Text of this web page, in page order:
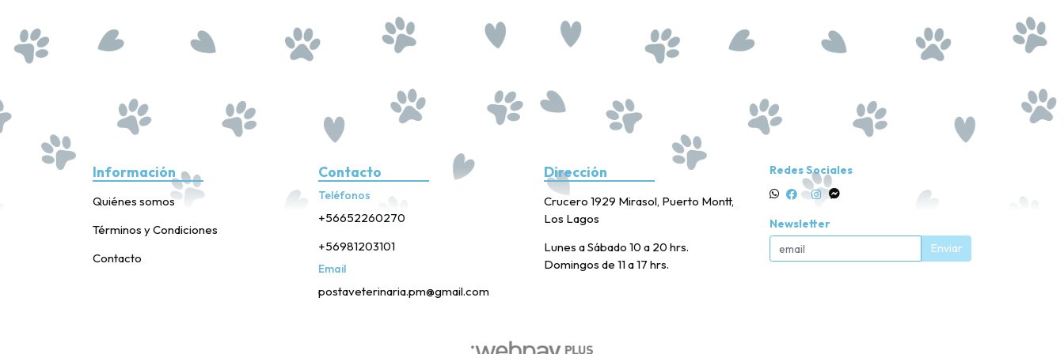
Información
Quiénes somos
Términos y Condiciones
Contacto
Contacto
Teléfonos
+56652260270
+56981203101
Email
postaveterinaria.pm@gmail.com
Dirección
Crucero 1929 Mirasol, Puerto Montt,
Los Lagos
Lunes a Sábado 10 a 20 hrs.
Domingos de 11 a 17 hrs.
Redes Sociales
Newsletter
Enviar